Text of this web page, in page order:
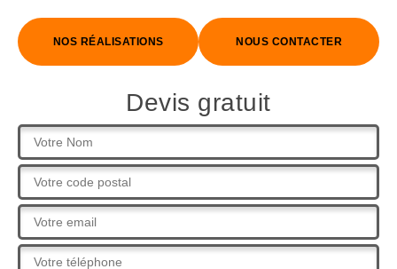
NOS RÉALISATIONS NOUS CONTACTER
Devis gratuit